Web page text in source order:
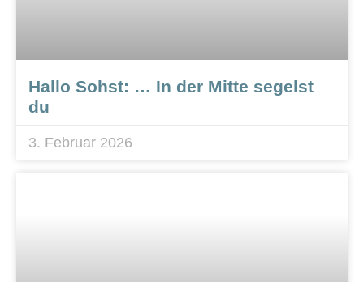
Hallo Sohst: … In der Mitte segelst
du
3. Februar 2026